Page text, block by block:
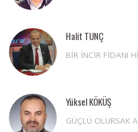
Halit TUNÇ
BİR İNCİR FİDANI
Yüksel KÖKÜŞ
GÜÇLÜ OLURSAK